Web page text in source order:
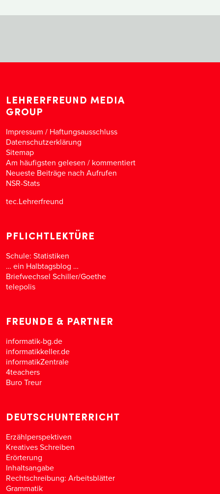
LEHRERFREUND MEDIA
GROUP
Impressum / Haftungsausschluss
Datenschutzerklärung
Sitemap
Am häufigsten gelesen / kommentiert
Neueste Beiträge nach Aufrufen
NSR-Stats
tec.Lehrerfreund
PFLICHTLEKTÜRE
Schule: Statistiken
… ein Halbtagsblog …
Briefwechsel Schiller/Goethe
telepolis
FREUNDE & PARTNER
informatik-bg.de
informatikkeller.de
informatikZentrale
4teachers
Buro Treur
DEUTSCHUNTERRICHT
Erzählperspektiven
Kreatives Schreiben
Erörterung
Inhaltsangabe
Rechtschreibung: Arbeitsblätter
Grammatik